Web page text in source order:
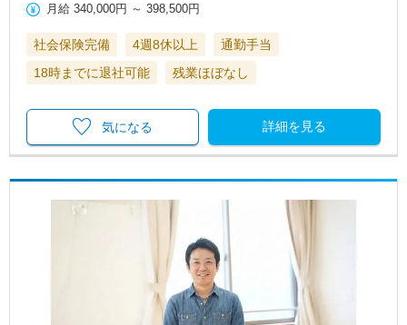
月給 340,000円 ～398,500円
社会保険完備 4週8休以上
通勤手当
18時までに退社可能
残業ほぼなし
詳細を見る
気になる